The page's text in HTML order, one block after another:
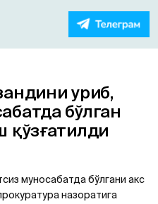
уриб,
бўлган
қўзғатилди
муносабатда бўлгани акс
назоратига